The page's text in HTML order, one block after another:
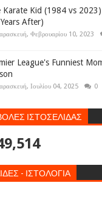
Karate Kid (1984 vs
After)
Φεβρουαρίου 10, 2023
League's Funniest
Ιουλίου 04, 2025 0
ΙΣΤΟΣΕΛΙΔΑΣ
- ΙΣΤΟΛΟΓΙΑ